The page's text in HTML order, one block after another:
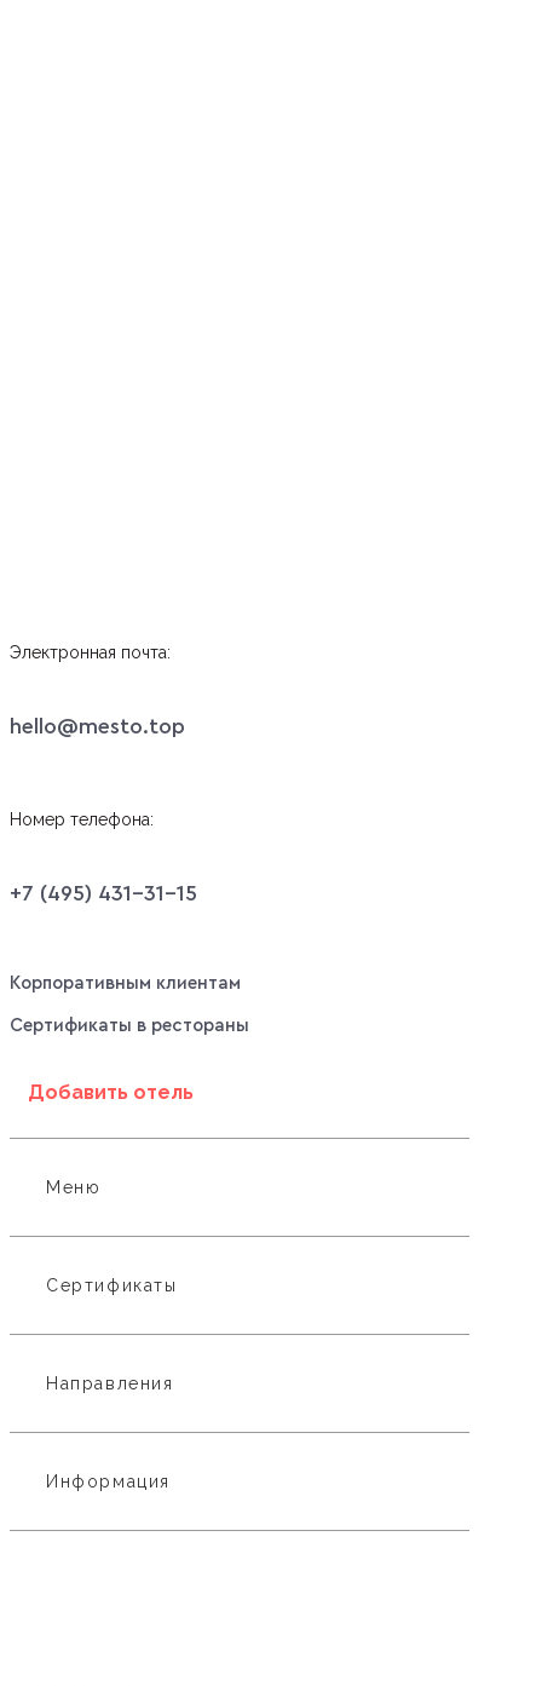
Электронная почта:
hello@mesto.top
Номер телефона:
+7 (495) 431-31-15
Корпоративным клиентам
Сертификаты в рестораны
Добавить отель
Меню
Сертификаты
Направления
Информация